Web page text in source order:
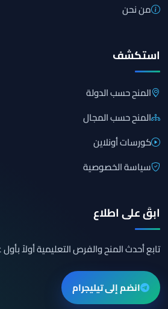
من نحن
استكشف
المنح حسب الدولة
المنح حسب المجال
كورسات أونلاين
سياسة الخصوصية
ابقَ على اطلاع
تابع أحدث المنح والفرص التعليمية أولاً بأول
انضم إلى تيليجرام